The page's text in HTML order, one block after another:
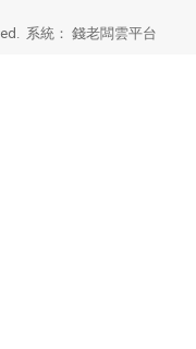
系統： 錢老闆雲平台